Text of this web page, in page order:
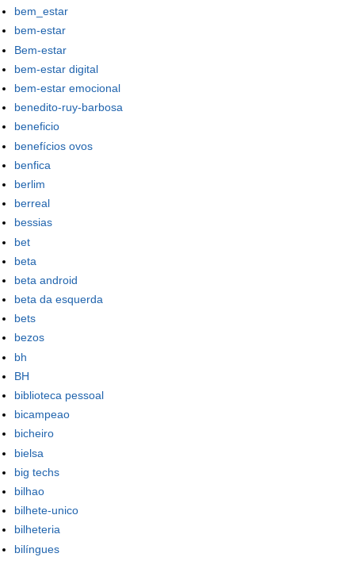
bem_estar
bem-estar
Bem-estar
bem-estar digital
bem-estar emocional
benedito-ruy-barbosa
beneficio
benefícios ovos
benfica
berlim
berreal
bessias
bet
beta
beta android
beta da esquerda
bets
bezos
bh
BH
biblioteca pessoal
bicampeao
bicheiro
bielsa
big techs
bilhao
bilhete-unico
bilheteria
bilíngues